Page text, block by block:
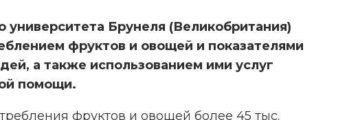
университета Брунеля (Великобритания)
фруктов и овощей и показателями
а также использованием ими услуг
помощи.
фруктов и овощей более 45 тыс.